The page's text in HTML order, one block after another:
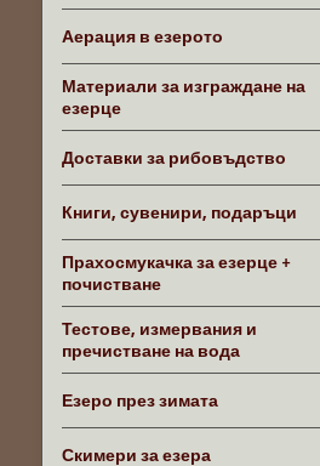
Аерация в езерото
Материали за изграждане на
езерце
Доставки за рибовъдство
Книги, сувенири, подаръци
Прахосмукачка за езерце +
почистване
Тестове, измервания и
пречистване на вода
Езеро през зимата
Скимери за езера